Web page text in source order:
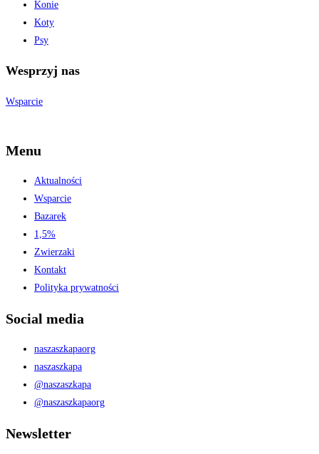
Konie
Koty
Psy
Wesprzyj nas
Wsparcie
Menu
Aktualności
Wsparcie
Bazarek
1,5%
Zwierzaki
Kontakt
Polityka prywatności
Social media
naszaszkapaorg
naszaszkapa
@naszaszkapa
@naszaszkapaorg
Newsletter